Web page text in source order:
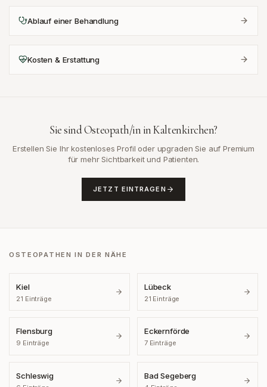
Ablauf einer Behandlung
Kosten & Erstattung
Sie sind Osteopath/in inKaltenkirchen?
Erstellen Sie Ihr kostenloses Profil oder upgraden Sie auf Premium
für mehr Sichtbarkeit und Patienten.
JETZT EINTRAGEN
OSTEOPATHEN IN DER NÄHE
Kiel
21 Einträge
Lübeck
21 Einträge
Flensburg
9 Einträge
Eckernförde
7Einträge
Schleswig Bad Segeberg